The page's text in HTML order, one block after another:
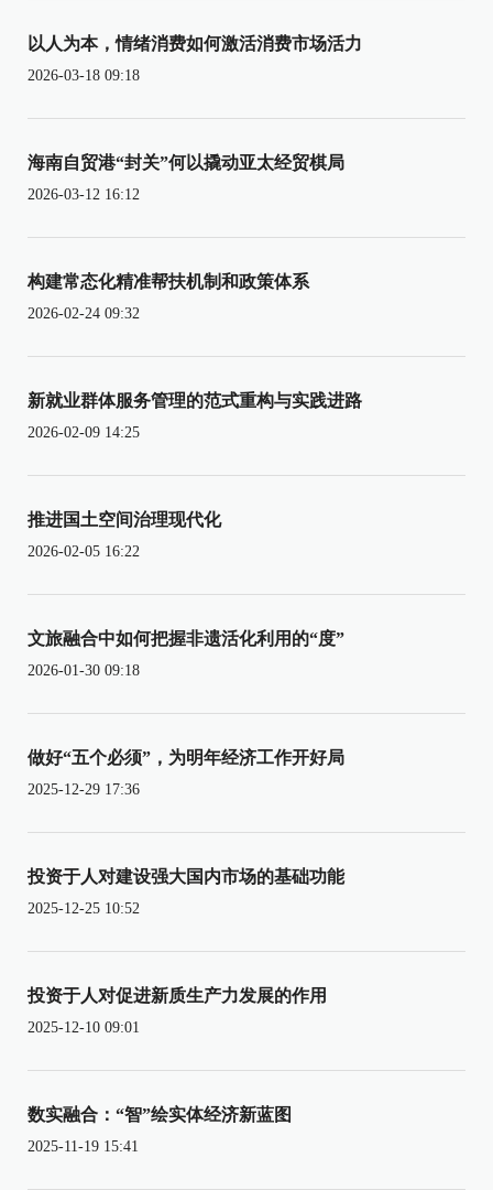
以人为本，情绪消费如何激活消费市场活力
2026-03-18 09:18
海南自贸港“封关”何以撬动亚太经贸棋局
2026-03-12 16:12
构建常态化精准帮扶机制和政策体系
2026-02-24 09:32
新就业群体服务管理的范式重构与实践进路
2026-02-09 14:25
推进国土空间治理现代化
2026-02-05 16:22
文旅融合中如何把握非遗活化利用的“度”
2026-01-30 09:18
做好“五个必须”，为明年经济工作开好局
2025-12-29 17:36
投资于人对建设强大国内市场的基础功能
2025-12-25 10:52
投资于人对促进新质生产力发展的作用
2025-12-10 09:01
数实融合：“智”绘实体经济新蓝图
2025-11-19 15:41